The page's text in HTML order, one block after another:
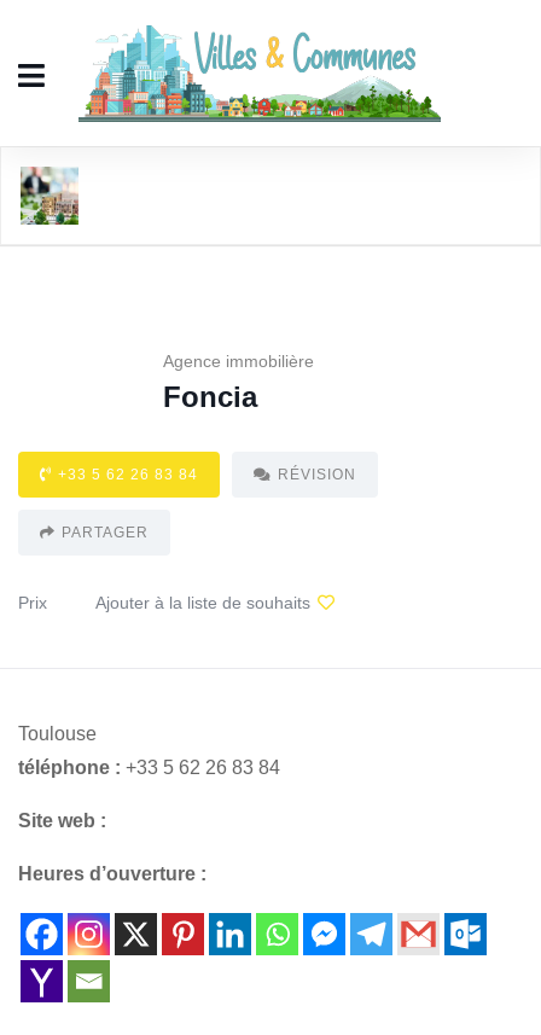
Agence immobilière
Foncia
+33 5 62 26 83 84 RÉVISION
PARTAGER
Prix Ajouter à la liste de souhaits
Toulouse
téléphone : +33 5 62 26 83 84
Site web :
Heures d’ouverture :